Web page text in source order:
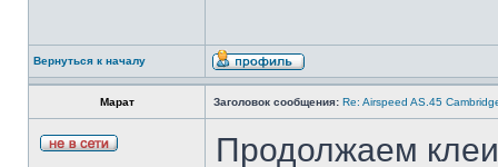
Вернуться к началу
Марат Заголовок сообщения: Re: Airspeed AS.45
Продолжаем